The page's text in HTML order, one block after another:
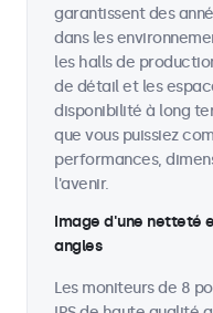
garantissent des
dans les
les halls de
de détail et les
disponibilité à long
que vous puissiez
performances,
l'avenir.
Image d'une netteté
angles
Les moniteurs de 8